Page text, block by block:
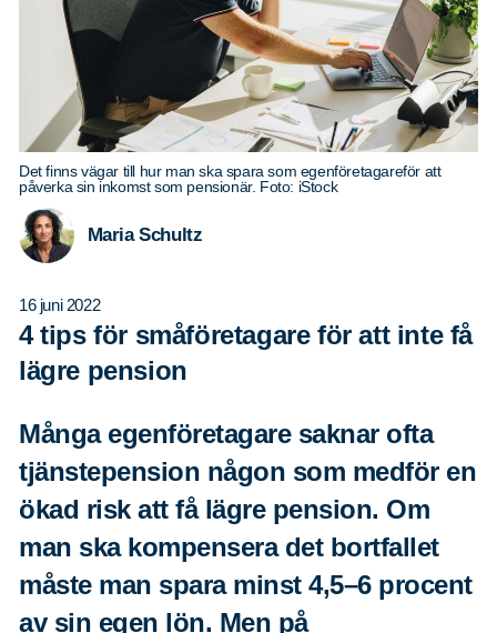
Det finns vägar till hur man ska spara som egenföretagareför att
påverka sin inkomst som pensionär. Foto: iStock
Maria Schultz
16 juni 2022
4 tips för småföretagare för att inte få
lägre pension
Många egenföretagare saknar ofta
tjänstepension någon som medför en
ökad risk att få lägre pension. Om
man ska kompensera det bortfallet
måste man spara minst 4,5–6 procent
av sin egen lön. Men på